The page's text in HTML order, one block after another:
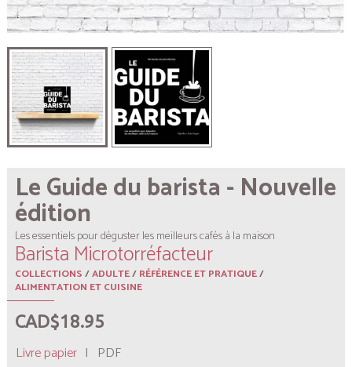
Le Guide du barista - Nouvelle
édition
Les essentiels pour déguster les meilleurs cafés à la maison
Barista Microtorréfacteur
COLLECTIONS/ADULTE/RÉFÉRENCE ET PRATIQUE/
ALIMENTATION ET CUISINE
CAD$18.95
Livre papier | PDF